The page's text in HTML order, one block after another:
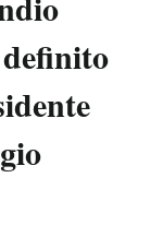
calcio 2026